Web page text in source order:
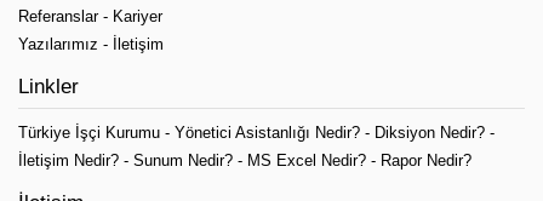
Referanslar- Kariyer
Yazılarımız - İletişim
Linkler
Türkiye İşçi Kurumu - Yönetici Asistanlığı Nedir? - Diksiyon Nedir? -
İletişim Nedir? - Sunum Nedir? - MS Excel Nedir? - Rapor Nedir?